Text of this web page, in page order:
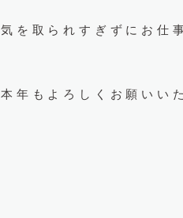
気を取られすぎずにお仕
本年もよろしくお願いい